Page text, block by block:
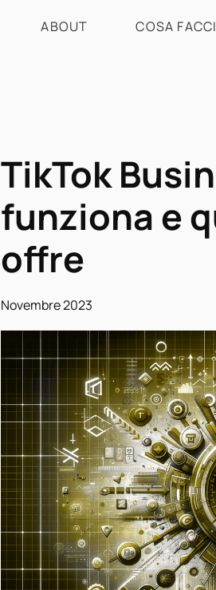
ABOUT COSA
TikTok
funziona e
offre
Novembre 2023